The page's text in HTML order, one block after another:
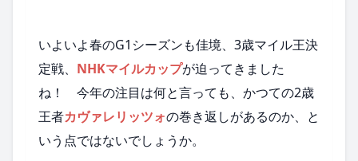
いよいよ春のG1シーズンも佳境、3歳マイル王決
定戦、 NHKマイルカップが迫ってきました
ね！ 今年の注目は何と言っても、かつての2歳
王者カヴァレリッツォの巻き返しがあるのか、と
いう点ではないでしょうか。